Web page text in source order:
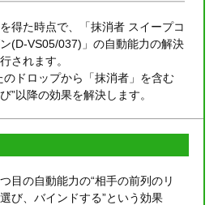
得た時点で、「抹消者 スイープコ
(D-VS05/037)」の自動能力の解決
されます。
のドロップから「抹消者」を含む
”以降の効果を解決します。
目の自動能力の“相手の前列のリ
び、バインドする”という効果